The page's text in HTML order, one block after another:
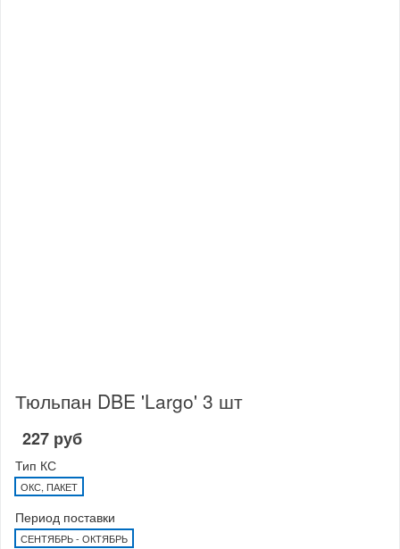
Тюльпан DBE 'Largo' 3 шт
227 руб
Тип КС
ОКС, ПАКЕТ
Период поставки
СЕНТЯБРЬ - ОКТЯБРЬ